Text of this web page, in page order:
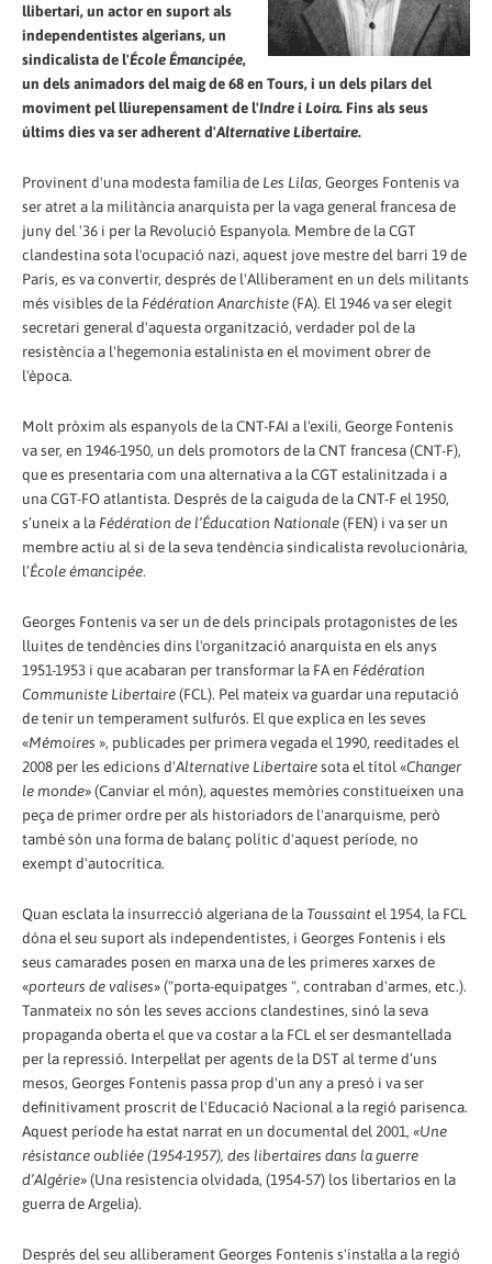
llibertari, un actor en suport als
independentistes algerians, un
sindicalista de l'École Émancipée,
un dels animadors del maig de 68 en Tours, i un dels pilars del
moviment pel lliurepensament de l'Indre i Loira. Fins als seus
últims dies va ser adherent d'Alternative Libertaire.
Provinent d'una modesta família de Les Lilas, Georges Fontenis va
ser atret a la militància anarquista per la vaga general francesa de
juny del '36 i per la Revolució Espanyola. Membre de la CGT
clandestina sota l'ocupació nazi, aquest jove mestre del barri 19 de
Paris, es va convertir, després de l'Alliberament en un dels militants
més visibles de la Fédération Anarchiste(FA). El 1946 va ser elegit
secretari general d'aquesta organització, verdader pol de la
resistència a l'hegemonia estalinista en el moviment obrer de
l'època.
Molt pròxim als espanyols de la CNT-FAI a l'exili, George Fontenis
va ser, en 1946-1950, un dels promotors de la CNT francesa (CNT-F),
que es presentaria com una alternativa a la CGT estalinitzada i a
una CGT-FO atlantista. Després de la caiguda de la CNT-F el 1950,
s’uneix a la Fédération de l’Éducation Nationale(FEN) i va ser un
membre actiu al si de la seva tendència sindicalista revolucionària,
l’École émancipée.
Georges Fontenis va ser un de dels principals protagonistes de les
lluites de tendències dins l'organització anarquista en els anys
1951-1953 i que acabaran per transformar la FA en Fédération
Communiste Libertaire(FCL). Pel mateix va guardar una reputació
de tenir un temperament sulfurós. El que explica en les seves
«Mémoires », publicades per primera vegada el 1990, reeditades el
2008 per les edicions d'Alternative Libertairesota el títol «Changer
le monde» (Canviar el món), aquestes memòries constitueixen una
peça de primer ordre per als historiadors de l'anarquisme, però
també són una forma de balanç polític d'aquest període, no
exempt d'autocrítica.
Quan esclata la insurrecció algeriana de la Toussaintel 1954, la FCL
dóna el seu suport als independentistes, i Georges Fontenis i els
seus camarades posen en marxa una de les primeres xarxes de
«porteurs de valises» ("porta-equipatges ", contraban d'armes, etc.).
Tanmateix no són les seves accions clandestines, sinó la seva
propaganda oberta el que va costar a la FCL el ser desmantellada
per la repressió. Interpel·lat per agents de la DST al terme d’uns
mesos, Georges Fontenis passa prop d'un any a presó i va ser
definitivament proscrit de l'Educació Nacional a la regió parisenca.
Aquest període ha estat narrat en un documental del 2001, «Une
résistance oubliée (1954-1957), des libertaires dans la guerre
d’Algérie»(Una resistencia olvidada, (1954-57) los libertarios en la
guerra de Argelia).
Després del seu alliberament Georges Fontenis s'instal·la a la regió